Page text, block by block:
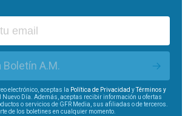
A.M.
electrónico, aceptas la Política de Privacidad yTérminos y
Nuevo Día. Además, aceptas recibir información u ofertas
o servicios de GFR Media, sus afiliadas o de terceros.
de los boletines en cualquier momento.